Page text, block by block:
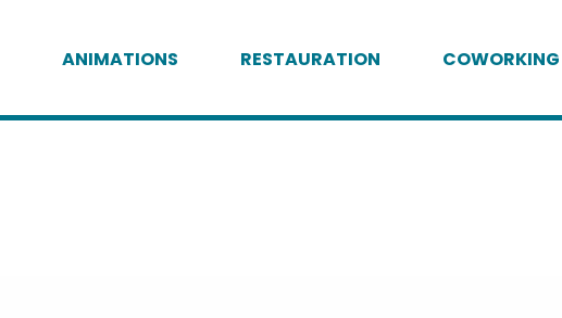
ANIMATIONS RESTAURATION COWORKING